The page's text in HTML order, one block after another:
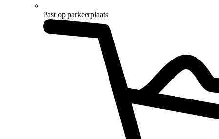
Past op parkeerplaats